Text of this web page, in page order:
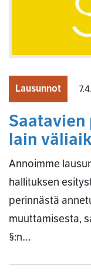
Lausunnot
lain
Annoimme
hallituksen
perinnästä
muuttamisesta,
§:n…